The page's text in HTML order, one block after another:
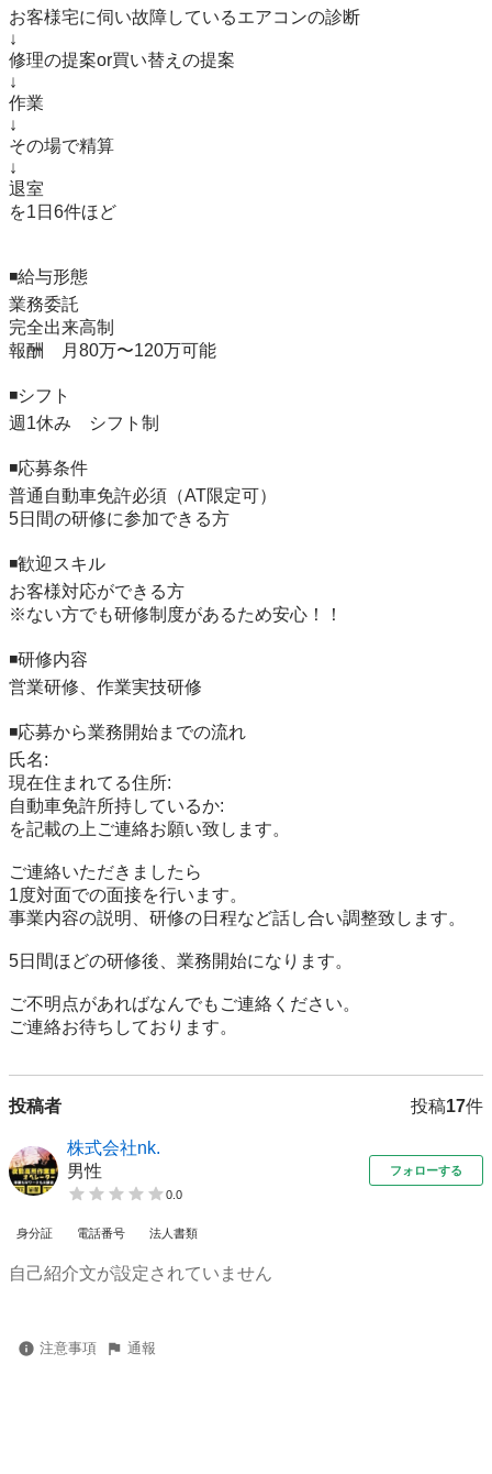
お客様宅に伺い故障しているエアコンの診断
↓
修理の提案or買い替えの提案
↓
作業
↓
その場で精算
↓
退室
を1日6件ほど
◾️給与形態
業務委託
完全出来高制
報酬　月80万〜120万可能
◾️シフト
週1休み　シフト制
◾️応募条件
普通自動車免許必須（AT限定可）
5日間の研修に参加できる方
◾️歓迎スキル
お客様対応ができる方
※ない方でも研修制度があるため安心！！
◾️研修内容
営業研修、作業実技研修
◾️応募から業務開始までの流れ
氏名:
現在住まれてる住所:
自動車免許所持しているか:
を記載の上ご連絡お願い致します。
ご連絡いただきましたら
1度対面での面接を行います。
事業内容の説明、研修の日程など話し合い調整致します。
5日間ほどの研修後、業務開始になります。
ご不明点があればなんでもご連絡ください。
ご連絡お待ちしております。
投稿者 投稿17件
株式会社nk.
男性
0.0
フォローする
身分証 電話番号 法人書類
自己紹介文が設定されていません
注意事項 通報